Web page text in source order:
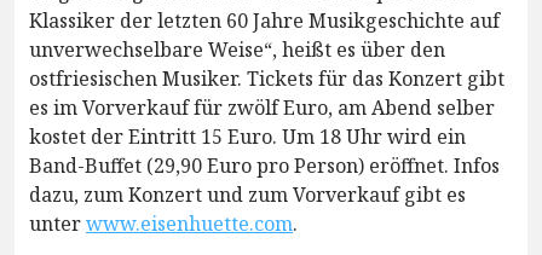
Klassiker der letzten 60 Jahre Musikgeschichte auf
unverwechselbare Weise“, heißt es über den
ostfriesischen Musiker. Tickets für das Konzert gibt
es im Vorverkauf für zwölf Euro, am Abend selber
kostet der Eintritt 15 Euro. Um 18 Uhr wird ein
Band-Buffet (29,90 Euro pro Person) eröffnet. Infos
dazu, zum Konzert und zum Vorverkauf gibt es
unterwww.eisenhuette.com.